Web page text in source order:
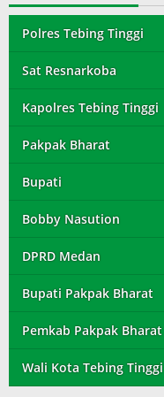
Polres Tebing Tinggi
Sat Resnarkoba
Kapolres Tebing Tinggi
Pakpak Bharat
Bupati
Bobby Nasution
DPRD Medan
Bupati Pakpak Bharat
Pemkab Pakpak Bharat
Wali Kota Tebing Tinggi